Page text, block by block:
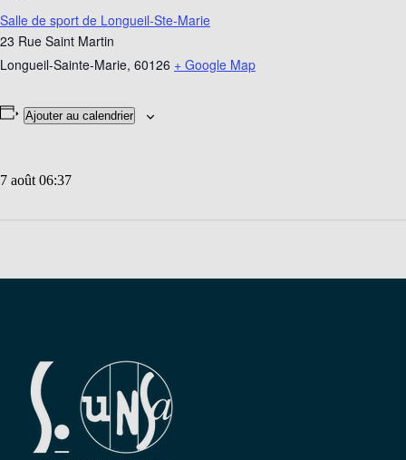
Salle de sport de Longueil-Ste-Marie
23 Rue Saint Martin
Longueil-Sainte-Marie, 60126 + Google Map
Ajouter au calendrier
7 août 06:37